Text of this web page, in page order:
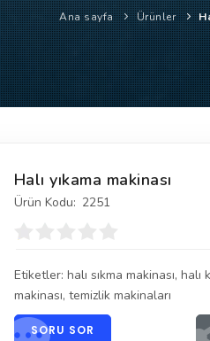
Ana sayfa Ürünler
Halı yıkama makinası
Ürün Kodu: 2251
Etiketler: halı sıkma makinası, halı
makinası, temizlik makinaları
SORU SOR